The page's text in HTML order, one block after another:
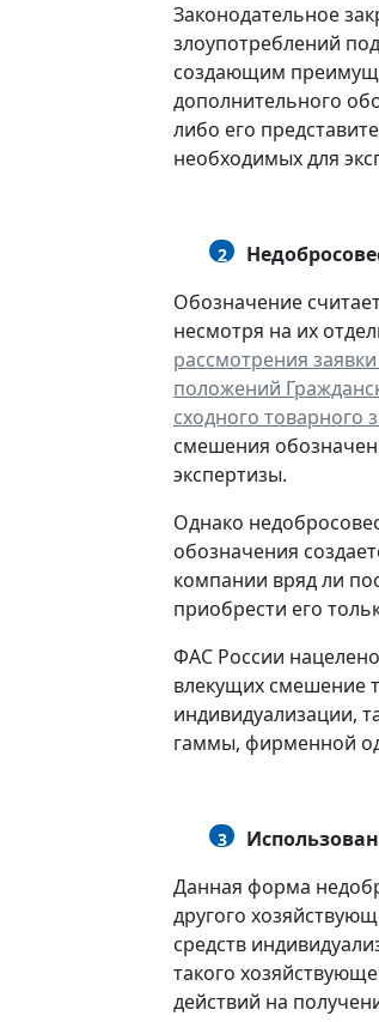
Законодательное
злоупотреблений
создающим
дополнительного
либо его
необходимых для
2
Обозначение
несмотря на их
рассмотрения
положений
сходного товарного
смешения
экспертизы.
Однако
обозначения
компании вряд ли
приобрести его
ФАС России
влекущих смешение
индивидуализации,
гаммы, фирменной
3
Данная форма
другого
средств
такого
действий на